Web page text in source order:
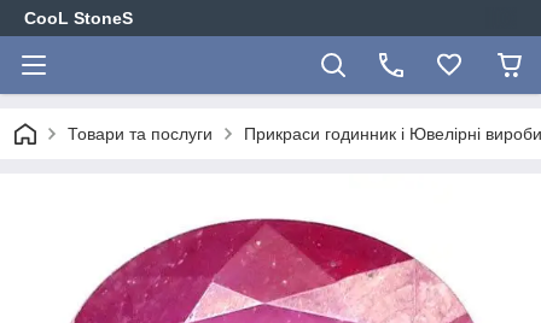
CooL StoneS
Товари та послуги Прикраси годинник і Ювелірні